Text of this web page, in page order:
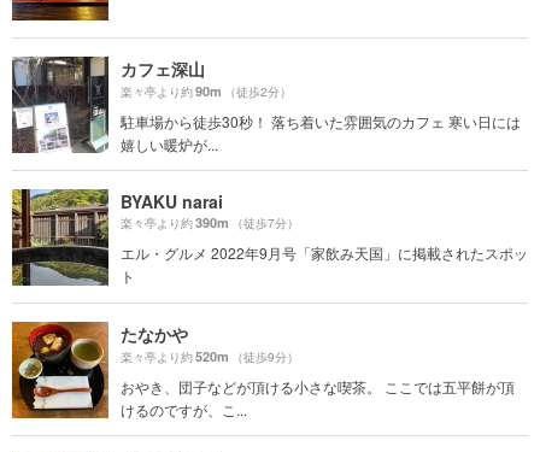
カフェ深山
楽々亭より約90m （徒歩2分）
駐車場から徒歩30秒！ 落ち着いた雰囲気のカフェ 寒い日には
嬉しい暖炉が...
BYAKU narai
楽々亭より約390m （徒歩7分）
エル・グルメ 2022年9月号「家飲み天国」に掲載されたスポッ
ト
たなかや
楽々亭より約520m （徒歩9分）
おやき、団子などが頂ける小さな喫茶。 ここでは五平餅が頂
けるのですが、こ...